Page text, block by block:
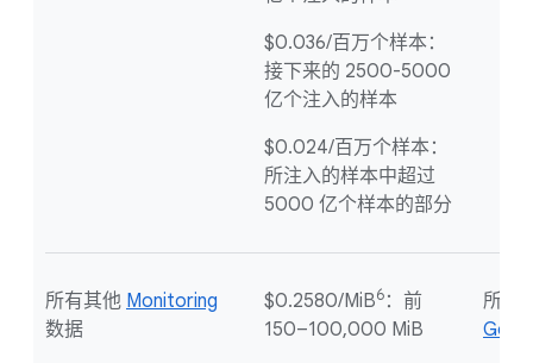
$0.036/百万个样本：
接下来的 2500-5000
亿个注入的样本
$0.024/百万个样本：
所注入的样本中超过
5000 亿个样本的部分
所有其他 Monitoring
数据
$0.2580/MiB6 ：前
150–100,000 MiB
所有